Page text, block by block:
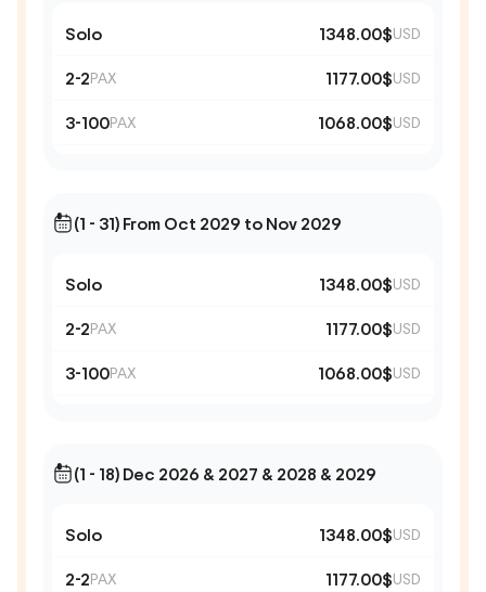
Solo 1348.00$USD
2-2PAX 1177.00$USD
3-100PAX 1068.00$USD
(1 - 31) From Oct 2029 to Nov 2029
Solo 1348.00$USD
2-2PAX 1177.00$USD
3-100PAX 1068.00$USD
(1 - 18) Dec 2026 & 2027 & 2028 & 2029
Solo 1348.00$USD
2-2PAX 1177.00$USD